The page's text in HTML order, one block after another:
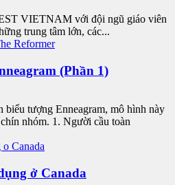
VIETNAM với đội ngũ giáo viên
trung tâm lớn, các...
(Phần 1)
tượng Enneagram, mô hình này
nhóm. 1. Người cầu toàn
ở Canada